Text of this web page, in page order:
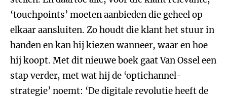
‘touchpoints’ moeten aanbieden die geheel op
elkaar aansluiten. Zo houdt die klant het stuur in
handen en kan hij kiezen wanneer, waar en hoe
hij koopt. Met dit nieuwe boek gaat Van Ossel een
stap verder, met wat hij de ‘optichannel-
strategie’ noemt: ‘De digitale revolutie heeft de